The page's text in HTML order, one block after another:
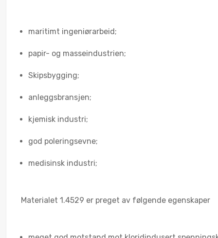
maritimt ingeniørarbeid;
papir- og masseindustrien;
Skipsbygging;
anleggsbransjen;
kjemisk industri;
god poleringsevne;
medisinsk industri;
Materialet 1.4529 er preget av følgende egenskaper